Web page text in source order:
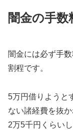
闇金の手数
闇金には必ず手
割程です。
5万円借りようと
ない諸経費を抜か
2万5千円くらい